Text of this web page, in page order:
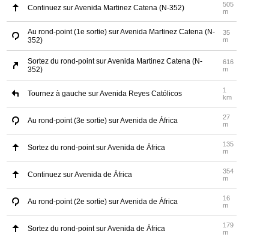
Continuez sur Avenida Martinez Catena (N-352)
505
m
Au rond-point (1e sortie) sur Avenida Martinez Catena (N-
352)
35
m
Sortez du rond-point sur Avenida Martinez Catena (N-
352)
616
m
Tournez à gauche sur Avenida Reyes Católicos
1
km
Au rond-point (3e sortie) sur Avenida de África
27
m
Sortez du rond-point sur Avenida de África
135
m
Continuez sur Avenida de África
354
m
Au rond-point (2e sortie) sur Avenida de África
16
m
Sortez du rond-point sur Avenida de África
179
m